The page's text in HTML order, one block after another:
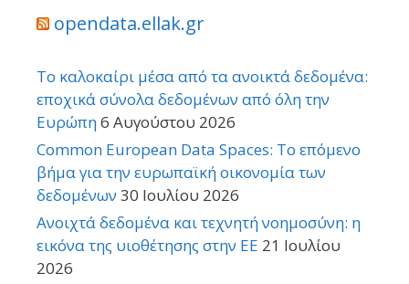
opendata.ellak.gr
Το καλοκαίρι μέσα από τα ανοικτά δεδομένα:
εποχικά σύνολα δεδομένων από όλη την
Ευρώπη6 Αυγούστου 2026
Common European Data Spaces: Το επόμενο
βήμα για την ευρωπαϊκή οικονομία των
δεδομένων 30 Ιουλίου 2026
Ανοιχτά δεδομένα και τεχνητή νοημοσύνη: η
εικόνα της υιοθέτησης στην ΕΕ 21 Ιουλίου
2026